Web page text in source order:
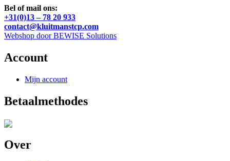
Bel of mail ons:
+31(0)13 – 78 20 933
contact@kluitmanstcp.com
Webshop door BEWISE Solutions
Account
Mijn account
Betaalmethodes
Over